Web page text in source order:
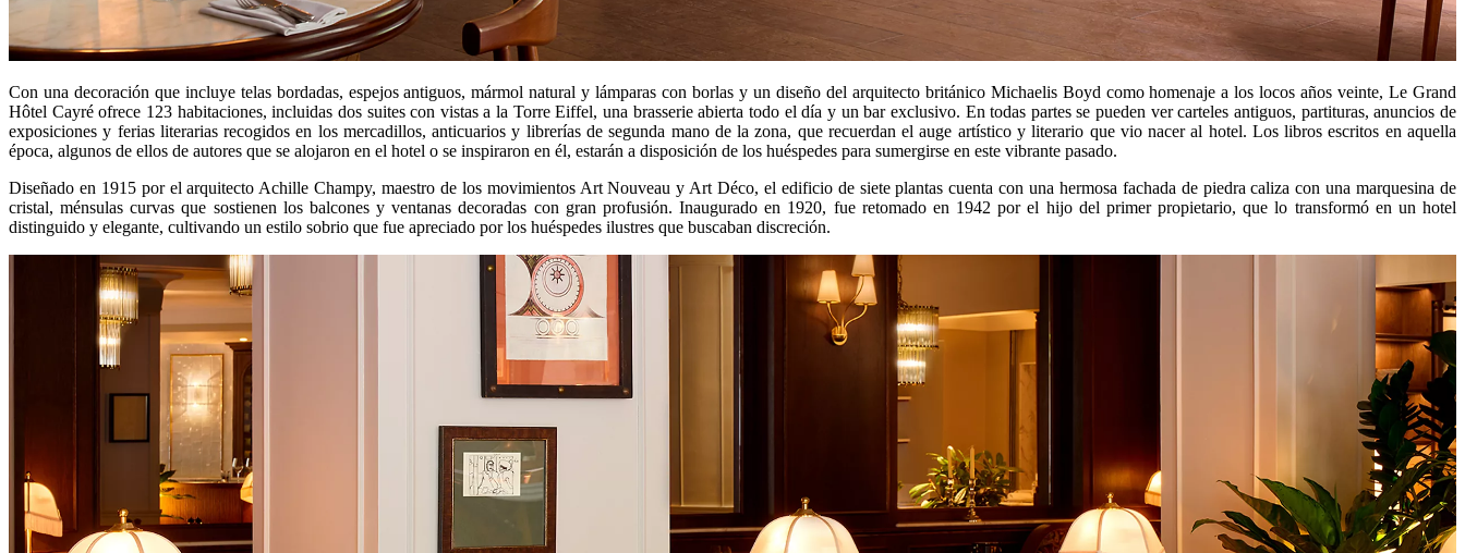
Con una decoración que incluye telas bordadas, espejos antiguos, mármol natural y lámparas con borlas y un diseño del arquitecto británico Michaelis Boyd como homenaje a los locos años veinte, Le Grand
Hôtel Cayré ofrece 123 habitaciones, incluidas dos suites con vistas a la Torre Eiffel, una brasserie abierta todo el día y un bar exclusivo. En todas partes se pueden ver carteles antiguos, partituras, anuncios de
exposiciones y ferias literarias recogidos en los mercadillos, anticuarios y librerías de segunda mano de la zona, que recuerdan el auge artístico y literario que vio nacer al hotel. Los libros escritos en aquella
época, algunos de ellos de autores que se alojaron en el hotel o se inspiraron en él, estarán a disposición de los huéspedes para sumergirse en este vibrante pasado.
Diseñado en 1915 por el arquitecto Achille Champy, maestro de los movimientos Art Nouveau y Art Déco, el edificio de siete plantas cuenta con una hermosa fachada de piedra caliza con una marquesina de
cristal, ménsulas curvas que sostienen los balcones y ventanas decoradas con gran profusión. Inaugurado en 1920, fue retomado en 1942 por el hijo del primer propietario, que lo transformó en un hotel
distinguido y elegante, cultivando un estilo sobrio que fue apreciado por los huéspedes ilustres que buscaban discreción.